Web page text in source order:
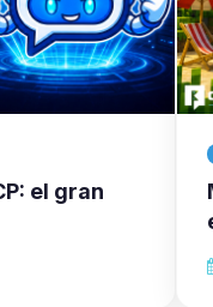
el gran